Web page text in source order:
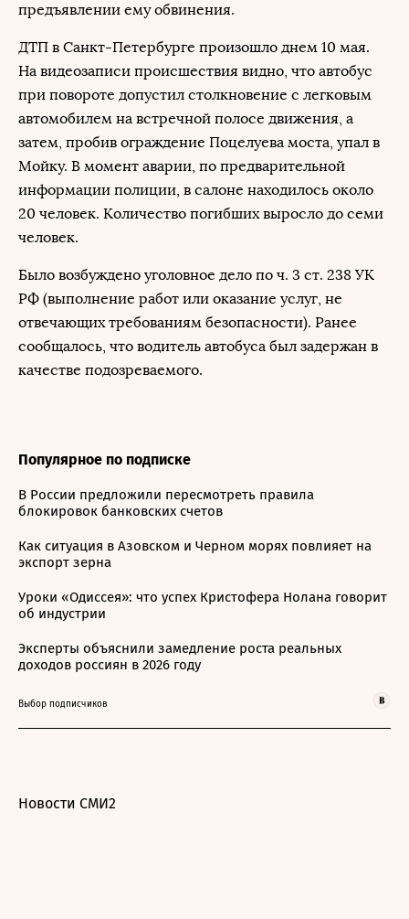
предъявлении ему обвинения.
ДТП в Санкт-Петербурге произошло днем 10 мая.
На видеозаписи происшествия видно, что автобус
при повороте допустил столкновение с легковым
автомобилем на встречной полосе движения, а
затем, пробив ограждение Поцелуева моста, упал в
Мойку. В момент аварии, по предварительной
информации полиции, в салоне находилось около
20 человек. Количество погибших выросло до семи
человек.
Было возбуждено уголовное дело по ч. 3 ст. 238 УК
РФ (выполнение работ или оказание услуг, не
отвечающих требованиям безопасности). Ранее
сообщалось, что водитель автобуса был задержан в
качестве подозреваемого.
Популярное по подписке
В России предложили пересмотреть правила
блокировок банковских счетов
Как ситуация в Азовском и Черном морях повлияет на
экспорт зерна
Уроки «Одиссея»: что успех Кристофера Нолана говорит
об индустрии
Эксперты объяснили замедление роста реальных
доходов россиян в 2026 году
Выбор подписчиков
Новости СМИ2